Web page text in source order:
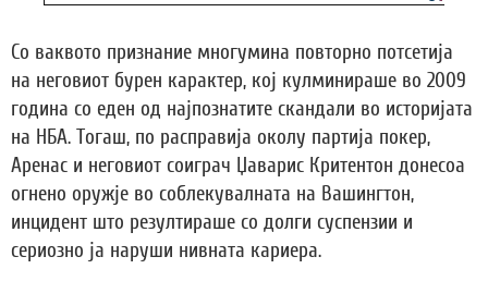
Со ваквото признание многумина повторно потсетија
на неговиот бурен карактер, кој кулминираше во 2009
година со еден од најпознатите скандали во историјата
на НБА. Тогаш, по расправија околу партија покер,
Аренас и неговиот соиграч Џаварис Критентон донесоа
огнено оружје во соблекувалната на Вашингтон,
инцидент што резултираше со долги суспензии и
сериозно ја наруши нивната кариера.